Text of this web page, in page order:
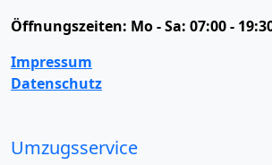
Öffnungszeiten: Mo - Sa: 07:00 -
Impressum
Datenschutz
Umzugsservice